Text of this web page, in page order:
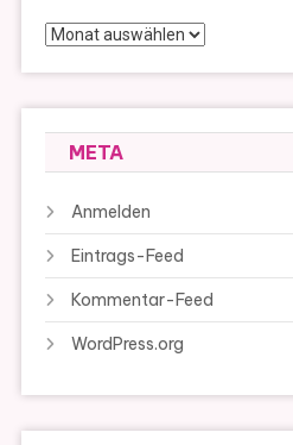
Archiv
META
Anmelden
Eintrags-Feed
Kommentar-Feed
WordPress.org